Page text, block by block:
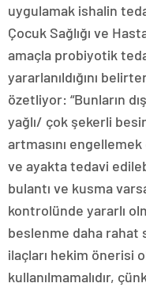
uygulamak ishalin
Çocuk Sağlığı ve
amaçla probiyotik
yararlanıldığını
özetliyor: “Bunların
yağlı/ çok şekerli
artmasını
ve ayakta tedavi
bulantı ve kusma
kontrolünde yararlı
beslenme daha rahat
ilaçları hekim önerisi
kullanılmamalıdır,